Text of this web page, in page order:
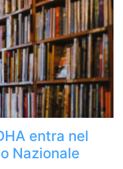
entra nel
Nazionale